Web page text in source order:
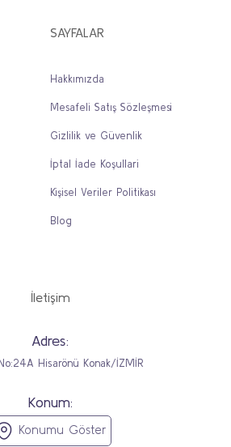
SAYFALAR
Hakkımızda
Mesafeli Satış Sözleşmesi
Gizlilik ve Güvenlik
İptal İade Koşullari
Kişisel Veriler Politikası
Blog
İletişim
Adres:
Hisarönü Konak/İZMİR
Konum:
Konumu Göster